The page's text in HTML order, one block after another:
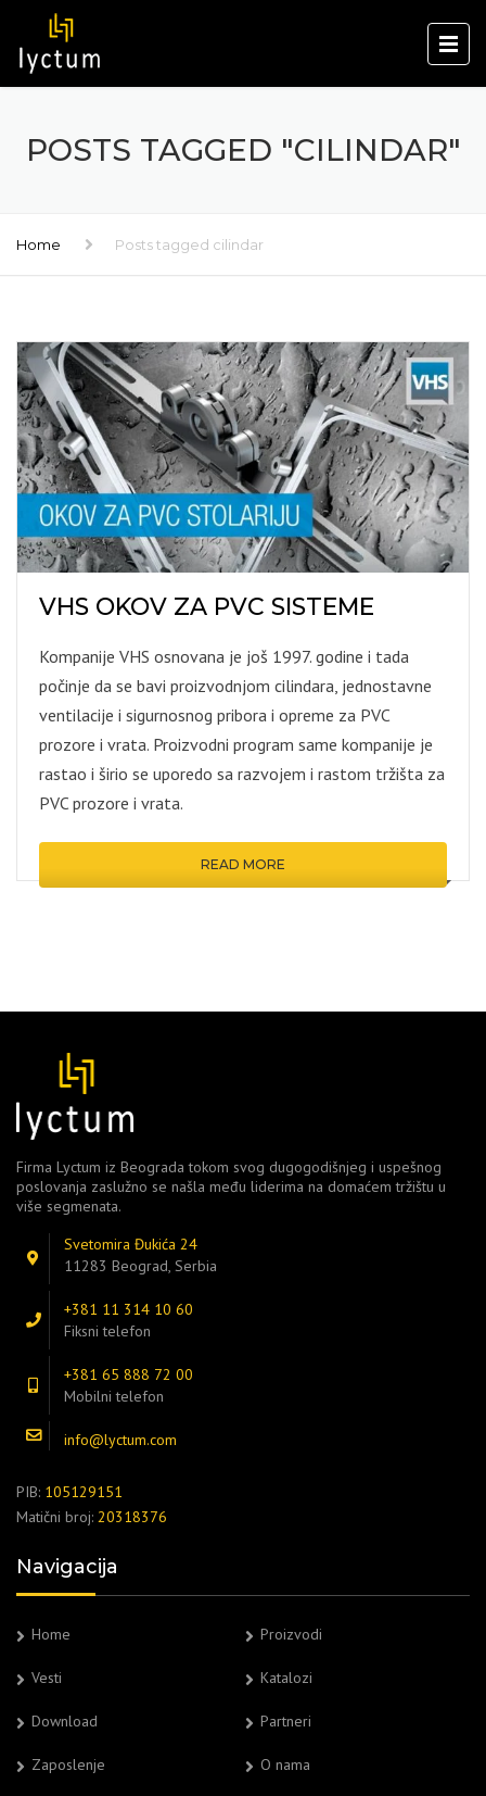
POSTS TAGGED "CILINDAR"
Home Posts tagged cilindar
VHS OKOV ZA PVC SISTEME
Kompanije VHS osnovana je još 1997. godine i tada
počinje da se bavi proizvodnjom cilindara, jednostavne
ventilacije i sigurnosnog pribora i opreme za PVC
prozore i vrata. Proizvodni program same kompanije je
rastao i širio se uporedo sa razvojem i rastom tržišta za
PVC prozore i vrata.
READ MORE
Firma Lyctum iz Beograda tokom svog dugogodišnjeg i uspešnog
poslovanja zaslužno se našla među liderima na domaćem tržištu u
više segmenata.
Svetomira Đukića 24
11283 Beograd, Serbia
+381 11 314 10 60
Fiksni telefon
+381 65 888 72 00
Mobilni telefon
info@lyctum.com
PIB: 105129151
Matični broj: 20318376
Navigacija
Home Proizvodi
Vesti Katalozi
Download Partneri
Zaposlenje O nama